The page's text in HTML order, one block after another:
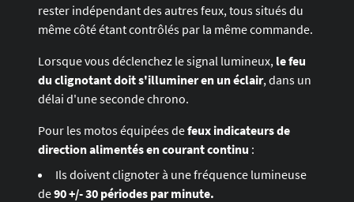
rester indépendant des autres feux, tous situés du
même côté étant contrôlés par la même commande.
Lorsque vous déclenchez le signal lumineux, le feu
du clignotant doit s'illuminer en un éclair, dans un
délai d'une seconde chrono.
Pour les motos équipées defeux indicateurs de
direction alimentés en courant continu :
Ils doivent clignoter à une fréquence lumineuse
de90 +/- 30 périodes par minute.